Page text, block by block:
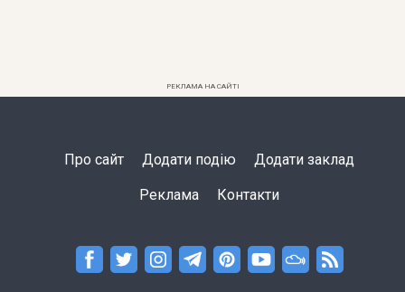
РЕКЛАМА НА САЙТІ
Про сайт Додати подію Додати заклад
Реклама Контакти